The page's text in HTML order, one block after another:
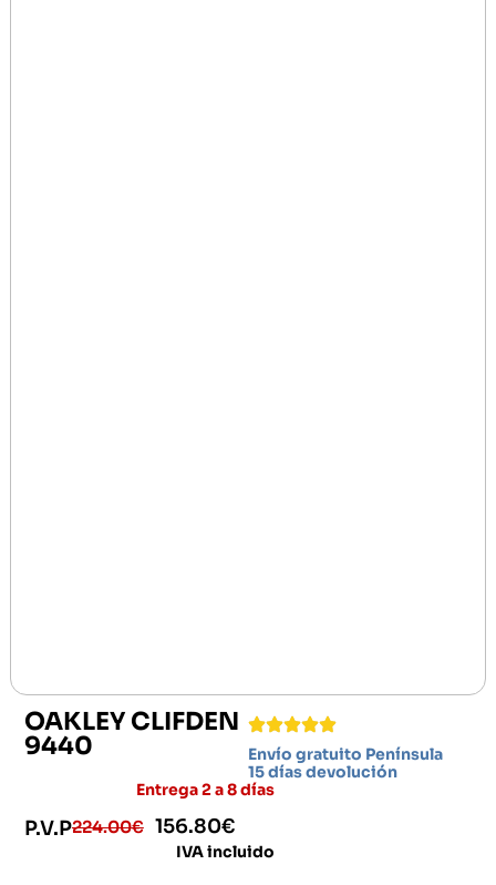
OAKLEY CLIFDEN
9440
Envío gratuito Península
15 días devolución
Entrega 2 a 8 días
P.V.P224.00€ 156.80€
IVA incluido